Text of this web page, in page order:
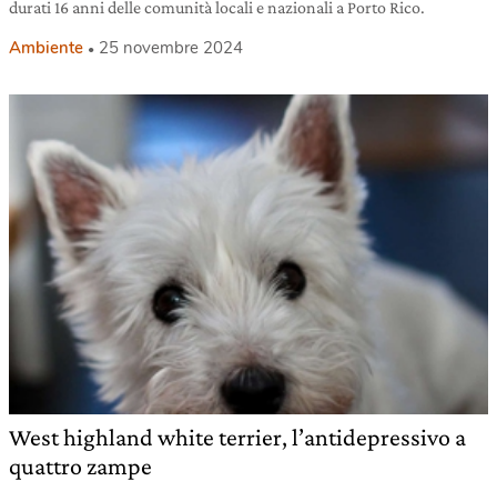
durati 16 anni delle comunità locali e nazionali a Porto Rico.
Ambiente 25 novembre 2024
West highland white terrier, l’antidepressivo a
quattro zampe